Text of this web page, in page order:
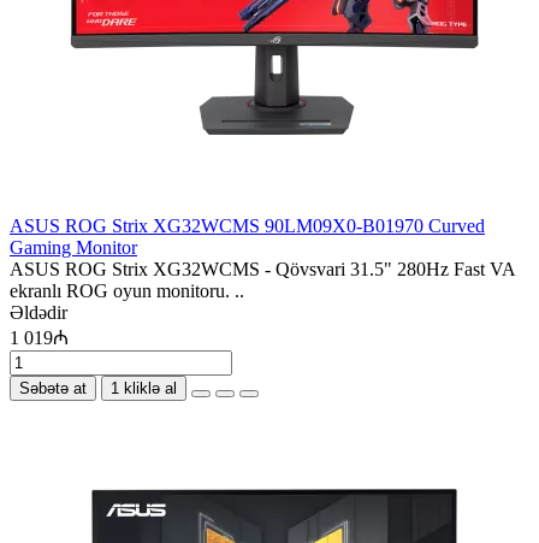
ASUS ROG Strix XG32WCMS 90LM09X0-B01970 Curved
Gaming Monitor
ASUS ROG Strix XG32WCMS - Qövsvari 31.5" 280Hz Fast VA
ekranlı ROG oyun monitoru. ..
Əldədir
1 019₼
Səbətə at 1 kliklə al